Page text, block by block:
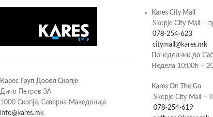
Карес Груп Дооел Скопје
Дичо Петров 3А
1000 Скопје, Северна Македонија
info@kares.mk
Kares City Mall
Skopje City Mall –
078-254-623
citymall@kares.mk
Понеделник до
Недела 10:00h –
Kares On The Go
Skopje City Mall –
078-254-619